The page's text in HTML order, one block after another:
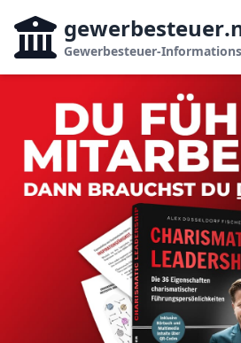
gewerbesteuer
Gewerbesteuer-